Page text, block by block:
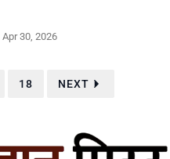
Apr 30, 2026
18 NEXT